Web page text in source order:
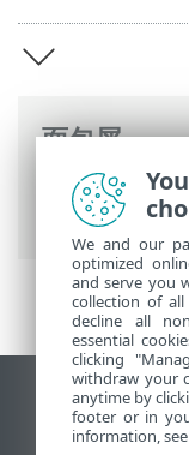
面包屑
ESET 联机帮助
Safe Server
查看桌面站点
End of Life
We and our
optimized
and serve you
collection of all
decline all
essential
clicking
withdraw your
anytime by
footer or in
information,